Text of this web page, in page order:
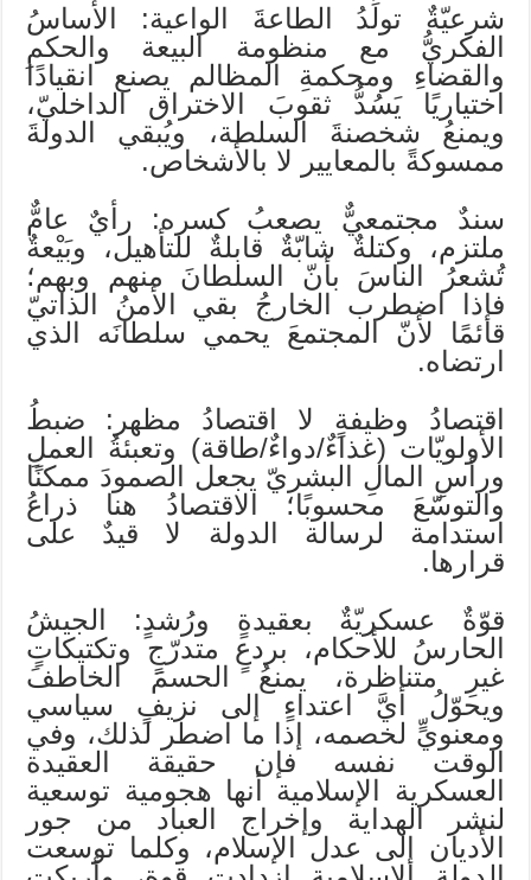
شرعيّةٌ تولِّدُ الطاعةَ الواعية: الأساسُ
الفكريُّ مع منظومة البيعة والحكمِ
والقضاءِ ومحكمةِ المظالم يصنع انقيادًا
اختياريًا يَسُدُّ ثقوبَ الاختراق الداخليّ،
ويمنعُ شخصنةَ السلطة، ويُبقي الدولةَ
ممسوكةً بالمعايير لا بالأشخاص.
سندٌ مجتمعيٌّ يصعبُ كسره: رأيٌ عامٌّ
ملتزم، وكتلةٌ شابّةٌ قابلةٌ للتأهيل، وبَيْعةٌ
تُشعرُ الناسَ بأنّ السلطانَ منهم وبهم؛
فإذا اضطرب الخارجُ بقي الأمنُ الذاتيّ
قائمًا لأنّ المجتمعَ يحمي سلطانَه الذي
ارتضاه.
اقتصادُ وظيفةٍ لا اقتصادُ مظهر: ضبطُ
الأولويّات (غذاءٌ/دواءٌ/طاقة) وتعبئةُ العملِ
ورأسِ المالِ البشريّ يجعل الصمودَ ممكنًا
والتوسّعَ محسوبًا؛ الاقتصادُ هنا ذراعُ
استدامة لرسالة الدولة لا قيدٌ على
قرارها.
قوّةٌ عسكريّةٌ بعقيدةٍ ورُشدٍ: الجيشُ
الحارسُ للأحكام، بردعٍ متدرّجٍ وتكتيكاتٍ
غيرِ متناظرة، يمنعُ الحسمَ الخاطفَ
ويحوّلُ أيَّ اعتداءٍ إلى نزيفٍ سياسي
ومعنويٍّ لخصمه، إذا ما اضطر لذلك، وفي
الوقت نفسه فإن حقيقة العقيدة
العسكرية الإسلامية أنها هجومية توسعية
لنشر الهداية وإخراج العباد من جور
الأديان إلى عدل الإسلام، وكلما توسعت